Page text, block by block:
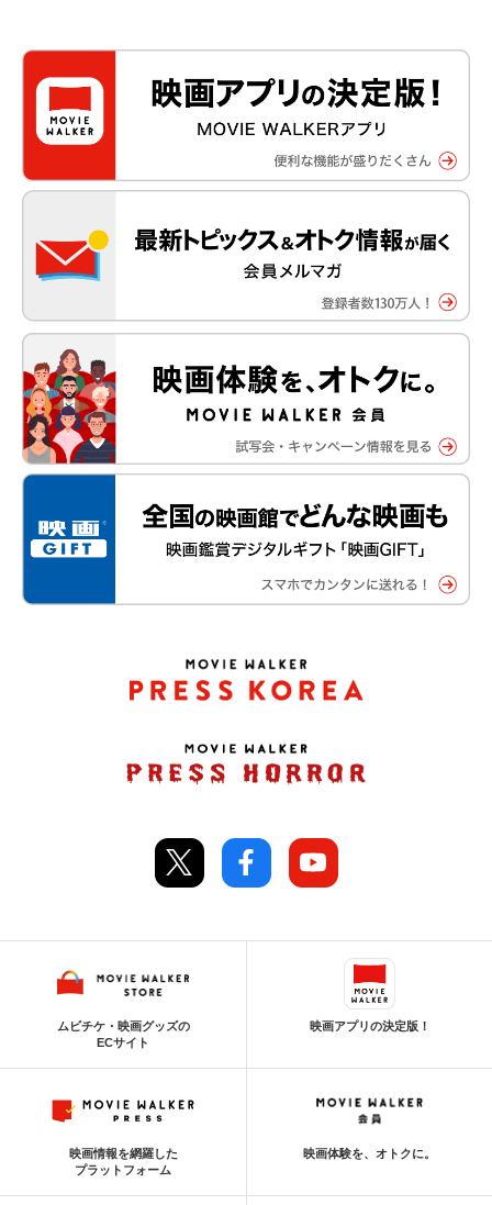
ムビチケ・映画グッズの
ECサイト
映画アプリの決定版！
映画情報を網羅した
プラットフォーム
映画体験を、オトクに。